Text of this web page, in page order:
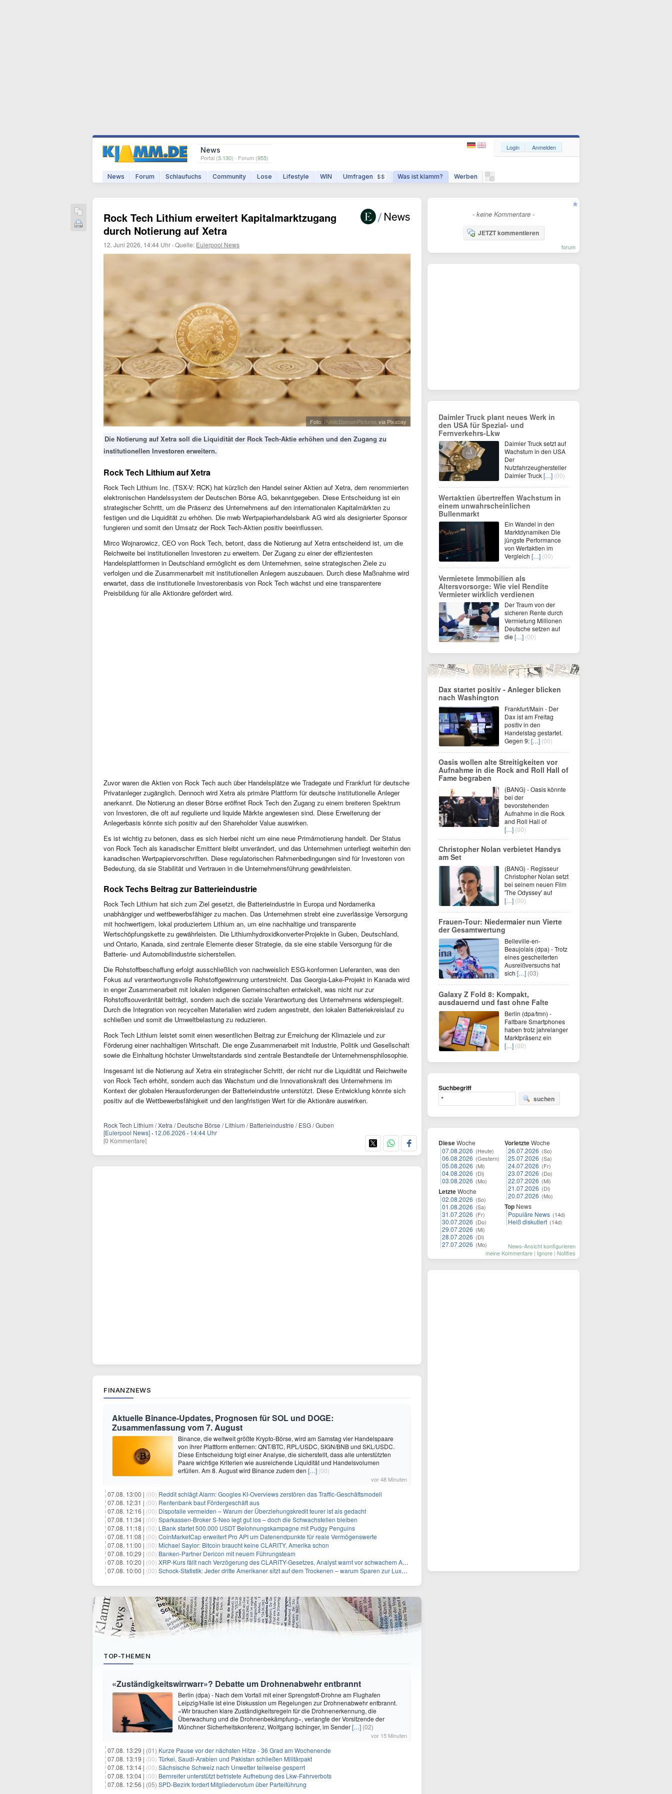
News
Portal (3.130) · Forum (955)
News Forum Schlaufuchs Community Lose Lifestyle WIN Umfragen $$ Was ist klamm? Werben
Login Anmelden
Rock Tech Lithium erweitert Kapitalmarktzugang
durch Notierung auf Xetra
12. Juni 2026, 14:44 Uhr ·Quelle: Eulerpool News
Foto: PublicDomainPictures via Pixabay
Die Notierung auf Xetra soll die Liquidität der Rock Tech-Aktie erhöhen und den Zugang zu
institutionellen Investoren erweitern.
Rock Tech Lithium auf Xetra
Rock Tech Lithium Inc. (TSX-V: RCK) hat kürzlich den Handel seiner Aktien auf Xetra, dem renommierten
elektronischen Handelssystem der Deutschen Börse AG, bekanntgegeben. Diese Entscheidung ist ein
strategischer Schritt, um die Präsenz des Unternehmens auf den internationalen Kapitalmärkten zu
festigen und die Liquidität zu erhöhen. Die mwb Wertpapierhandelsbank AG wird als designierter Sponsor
fungieren und somit den Umsatz der Rock Tech-Aktien positiv beeinflussen.
Mirco Wojnarowicz, CEO von Rock Tech, betont, dass die Notierung auf Xetra entscheidend ist, um die
Reichweite bei institutionellen Investoren zu erweitern. Der Zugang zu einer der effizientesten
Handelsplattformen in Deutschland ermöglicht es dem Unternehmen, seine strategischen Ziele zu
verfolgen und die Zusammenarbeit mit institutionellen Anlegern auszubauen. Durch diese Maßnahme wird
erwartet, dass die institutionelle Investorenbasis von Rock Tech wächst und eine transparentere
Preisbildung für alle Aktionäre gefördert wird.
Zuvor waren die Aktien von Rock Tech auch über Handelsplätze wie Tradegate und Frankfurt für deutsche
Privatanleger zugänglich. Dennoch wird Xetra als primäre Plattform für deutsche institutionelle Anleger
anerkannt. Die Notierung an dieser Börse eröffnet Rock Tech den Zugang zu einem breiteren Spektrum
von Investoren, die oft auf regulierte und liquide Märkte angewiesen sind. Diese Erweiterung der
Anlegerbasis könnte sich positiv auf den Shareholder Value auswirken.
Es ist wichtig zu betonen, dass es sich hierbei nicht um eine neue Primärnotierung handelt. Der Status
von Rock Tech als kanadischer Emittent bleibt unverändert, und das Unternehmen unterliegt weiterhin den
kanadischen Wertpapiervorschriften. Diese regulatorischen Rahmenbedingungen sind für Investoren von
Bedeutung, da sie Stabilität und Vertrauen in die Unternehmensführung gewährleisten.
Rock Techs Beitrag zur Batterieindustrie
Rock Tech Lithium hat sich zum Ziel gesetzt, die Batterieindustrie in Europa und Nordamerika
unabhängiger und wettbewerbsfähiger zu machen. Das Unternehmen strebt eine zuverlässige Versorgung
mit hochwertigem, lokal produziertem Lithium an, um eine nachhaltige und transparente
Wertschöpfungskette zu gewährleisten. Die Lithiumhydroxidkonverter-Projekte in Guben, Deutschland,
und Ontario, Kanada, sind zentrale Elemente dieser Strategie, da sie eine stabile Versorgung für die
Batterie- und Automobilindustrie sicherstellen.
Die Rohstoffbeschaffung erfolgt ausschließlich von nachweislich ESG-konformen Lieferanten, was den
Fokus auf verantwortungsvolle Rohstoffgewinnung unterstreicht. Das Georgia-Lake-Projekt in Kanada wird
in enger Zusammenarbeit mit lokalen indigenen Gemeinschaften entwickelt, was nicht nur zur
Rohstoffsouveränität beiträgt, sondern auch die soziale Verantwortung des Unternehmens widerspiegelt.
Durch die Integration von recycelten Materialien wird zudem angestrebt, den lokalen Batteriekreislauf zu
schließen und somit die Umweltbelastung zu reduzieren.
Rock Tech Lithium leistet somit einen wesentlichen Beitrag zur Erreichung der Klimaziele und zur
Förderung einer nachhaltigen Wirtschaft. Die enge Zusammenarbeit mit Industrie, Politik und Gesellschaft
sowie die Einhaltung höchster Umweltstandards sind zentrale Bestandteile der Unternehmensphilosophie.
Insgesamt ist die Notierung auf Xetra ein strategischer Schritt, der nicht nur die Liquidität und Reichweite
von Rock Tech erhöht, sondern auch das Wachstum und die Innovationskraft des Unternehmens im
Kontext der globalen Herausforderungen der Batterieindustrie unterstützt. Diese Entwicklung könnte sich
positiv auf die Wettbewerbsfähigkeit und den langfristigen Wert für die Aktionäre auswirken.
Rock Tech Lithium / Xetra / Deutsche Börse / Lithium / Batterieindustrie / ESG / Guben
[Eulerpool News] · 12.06.2026 · 14:44 Uhr
[0 Kommentare]
FINANZNEWS
Aktuelle Binance-Updates, Prognosen für SOL und DOGE:
Zusammenfassung vom 7. August
Binance, die weltweit größte Krypto-Börse, wird am Samstag vier Handelspaare
von ihrer Plattform entfernen: QNT/BTC, RPL/USDC, SIGN/BNB und SKL/USDC.
Diese Entscheidung folgt einer Analyse, die sicherstellt, dass alle unterstützten
Paare wichtige Kriterien wie ausreichende Liquidität und Handelsvolumen
erfüllen. Am 8. August wird Binance zudem den […] (00)
vor 48 Minuten
07.08. 13:00 | (00) Reddit schlägt Alarm: Googles KI-Overviews zerstören das Traffic-Geschäftsmodell
07.08. 12:31 | (00) Rentenbank baut Fördergeschäft aus
07.08. 12:16 | (00) Dispofalle vermeiden – Warum der Überziehungskredit teurer ist als gedacht
07.08. 11:34 | (00) Sparkassen-Broker S-Neo legt gut los – doch die Schwachstellen bleiben
07.08. 11:18 | (00) LBank startet 500.000 USDT Belohnungskampagne mit Pudgy Penguins
07.08. 11:08 | (00) CoinMarketCap erweitert Pro API um Datenendpunkte für reale Vermögenswerte
07.08. 11:00 | (00) Michael Saylor: Bitcoin braucht keine CLARITY, Amerika schon
07.08. 10:29 | (00) Banken-Partner Dericon mit neuem Führungsteam
07.08. 10:20 | (00) XRP-Kurs fällt nach Verzögerung des CLARITY-Gesetzes, Analyst warnt vor schwachem August-Trend
07.08. 10:00 | (00) Schock-Statistik: Jeder dritte Amerikaner sitzt auf dem Trockenen – warum Sparen zur Luxus-Aktivität wird
TOP-THEMEN
«Zuständigkeitswirrwarr»? Debatte um Drohnenabwehr entbrannt
Berlin (dpa) - Nach dem Vorfall mit einer Sprengstoff-Drohne am Flughafen
Leipzig/Halle ist eine Diskussion um Regelungen zur Drohnenabwehr entbrannt.
«Wir brauchen klare Zuständigkeitsregeln für die Drohnenerkennung, die
Überwachung und die Drohnenbekämpfung», verlangte der Vorsitzende der
Münchner Sicherheitskonferenz, Wolfgang Ischinger, im Sender[…] (02)
vor 15 Minuten
07.08. 13:29 | (01) Kurze Pause vor der nächsten Hitze - 36 Grad am Wochenende
07.08. 13:19 | (00) Türkei, Saudi-Arabien und Pakistan schließen Militärpakt
07.08. 13:14 | (00) Sächsische Schweiz nach Unwetter teilweise gesperrt
07.08. 13:04 | (00) Bernreiter unterstützt befristete Aufhebung des Lkw-Fahrverbots
07.08. 12:56 | (05) SPD-Bezirk fordert Mitgliedervotum über Parteiführung
- keine Kommentare -
JETZT kommentieren
forum
Daimler Truck plant neues Werk in
den USA für Spezial- und
Fernverkehrs-Lkw
Daimler Truck setzt auf
Wachstum in den USA
Der
Nutzfahrzeughersteller
Daimler Truck[…] (00)
Wertaktien übertreffen Wachstum in
einem unwahrscheinlichen
Bullenmarkt
Ein Wandel in den
Marktdynamiken Die
jüngste Performance
von Wertaktien im
Vergleich […] (00)
Vermietete Immobilien als
Altersvorsorge: Wie viel Rendite
Vermieter wirklich verdienen
Der Traum von der
sicheren Rente durch
Vermietung Millionen
Deutsche setzen auf
die […] (00)
Dax startet positiv - Anleger blicken
nach Washington
Frankfurt/Main - Der
Dax ist am Freitag
positiv in den
Handelstag gestartet.
Gegen 9:[…] (00)
Oasis wollen alte Streitigkeiten vor
Aufnahme in die Rock and Roll Hall of
Fame begraben
(BANG) - Oasis könnte
bei der
bevorstehenden
Aufnahme in die Rock
and Roll Hall of
[…] (00)
Christopher Nolan verbietet Handys
am Set
(BANG) - Regisseur
Christopher Nolan setzt
bei seinem neuen Film
'The Odyssey' auf
[…] (00)
Frauen-Tour: Niedermaier nun Vierte
der Gesamtwertung
Belleville-en-
Beaujolais (dpa) - Trotz
eines gescheiterten
Ausreißversuchs hat
sich […] (03)
Galaxy Z Fold 8: Kompakt,
ausdauernd und fast ohne Falte
Berlin (dpa/tmn) -
Faltbare Smartphones
haben trotz jahrelanger
Marktpräsenz ein
[…] (00)
Suchbegriff
suchen
DieseWoche
07.08.2026 (Heute)
06.08.2026 (Gestern)
05.08.2026 (Mi)
04.08.2026 (Di)
03.08.2026 (Mo)
LetzteWoche
02.08.2026 (So)
01.08.2026 (Sa)
31.07.2026 (Fr)
30.07.2026 (Do)
29.07.2026 (Mi)
28.07.2026 (Di)
27.07.2026 (Mo)
VorletzteWoche
26.07.2026 (So)
25.07.2026 (Sa)
24.07.2026 (Fr)
23.07.2026 (Do)
22.07.2026 (Mi)
21.07.2026 (Di)
20.07.2026 (Mo)
Top News
Populäre News (14d)
Heiß diskutiert (14d)
News-Ansicht konfigurieren
meine Kommentare | Ignore | Notifies